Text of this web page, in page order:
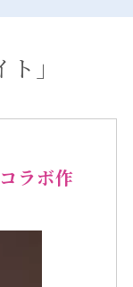
」
ラボ作